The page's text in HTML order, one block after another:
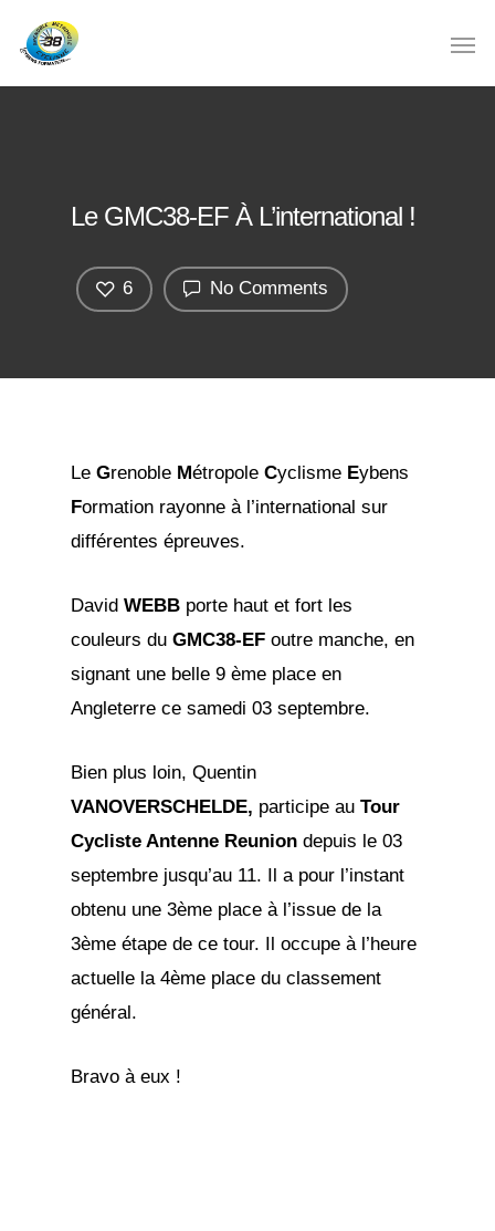
Le GMC38-EF À L’international !
No Comments
6
Le Grenoble Métropole Cyclisme Eybens
Formation rayonne à l’international sur
différentes épreuves.
David WEBB porte haut et fort les
couleurs du GMC38-EF outre manche, en
signant une belle 9 ème place en
Angleterre ce samedi 03 septembre.
Bien plus loin, Quentin
VANOVERSCHELDE, participe au Tour
Cycliste Antenne Reunion depuis le 03
septembre jusqu’au 11. Il a pour l’instant
obtenu une 3ème place à l’issue de la
3ème étape de ce tour. Il occupe à l’heure
actuelle la 4ème place du classement
général.
Bravo à eux !